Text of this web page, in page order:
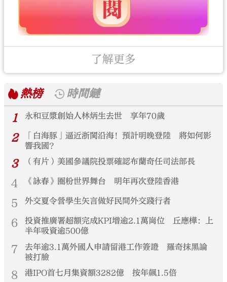
了解更多
熱榜
時間鏈
1
永和豆漿創始人林炳生去世 享年70歲
2
「白海豚」逼近浙閩沿海！預計明晚登陸 將如何影
響我國？
3 （有片）美國參議院投票確認布蘭奇任司法部長
4 《詠春》圈粉世界舞台 明年再次登陸香港
5 外交夏令營學生矢言做好民間外交踐行者
6
投資推廣署超額完成KPI增逾2.1萬崗位 丘應樺：上
半年吸資逾500億
7
去年逾3.1萬外國人申請留港工作簽證 羅奇抹黑論
被打臉
8 港IPO首七月集資額3282億 按年飆1.5倍